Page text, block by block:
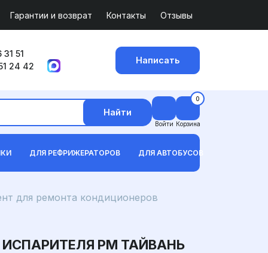
Гарантии и возврат Контакты Отзывы
51
24 42
Написать
Найти
Войти
0
Корзина
ДЛЯ РЕФРИЖЕРАТОРОВ ДЛЯ АВТОБУСОВ
для ремонта кондиционеров
PM ТАЙВАНЬ